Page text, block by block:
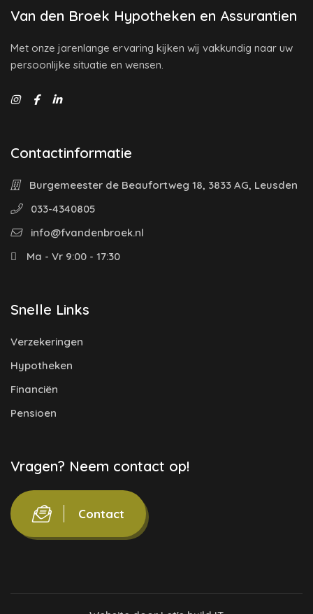
Van den Broek Hypotheken en Assurantien
Met onze jarenlange ervaring kijken wij vakkundig naar uw
persoonlijke situatie en wensen.
Contactinformatie
Burgemeester de Beaufortweg 18, 3833 AG, Leusden
033-4340805
info@fvandenbroek.nl
Ma - Vr 9:00 - 17:30
Snelle Links
Verzekeringen
Hypotheken
Financiën
Pensioen
Vragen? Neem contact op!
Contact